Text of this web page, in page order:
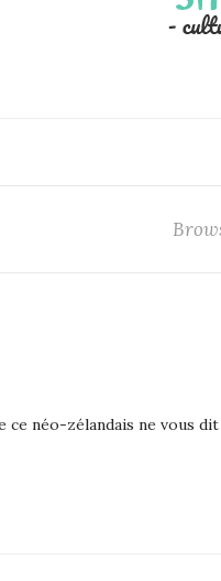
ce néo-zélandais ne vous